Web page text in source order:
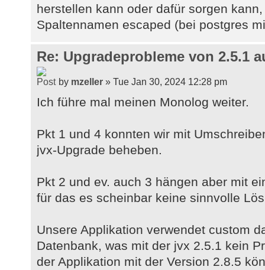
herstellen kann oder dafür sorgen
Spaltennamen escaped (bei postgres
Re: Upgradeprobleme von 2.5.1
by mzeller » Tue Jan 30, 2024 12:28 pm
Ich führe mal meinen Monolog weiter.
Pkt 1 und 4 konnten wir mit
jvx-Upgrade beheben.
Pkt 2 und ev. auch 3 hängen aber mit
für das es scheinbar keine sinnvolle
Unsere Applikation verwendet custom
Datenbank, was mit der jvx 2.5.1 kein
der Applikation mit der Version 2.8.5